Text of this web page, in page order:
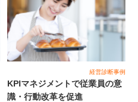
経営診断事例
KPIマネジメントで従業員の意
識・行動改革を促進